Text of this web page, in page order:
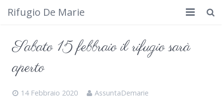
Rifugio De Marie
Sabato 15 febbraio il rifugio sarà
aperto
14 Febbraio 2020
AssuntaDemarie